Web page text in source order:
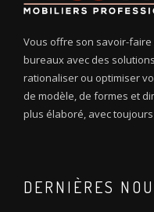
Vous offre son savoir-
bureaux avec des
rationaliser ou optimiser
de modèle, de formes et
plus élaboré, avec
DERNIÈRES